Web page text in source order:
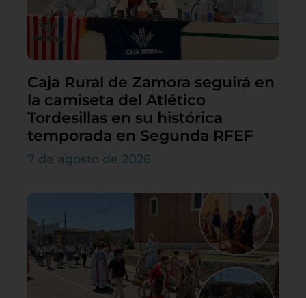
Caja Rural de Zamora seguirá en
la camiseta del Atlético
Tordesillas en su histórica
temporada en Segunda RFEF
7 de agosto de 2026